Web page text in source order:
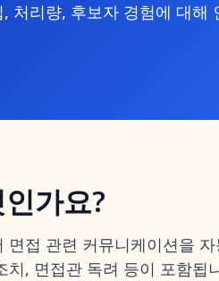
처리량, 후보자 경험에 대해
가요?
면접 관련 커뮤니케이션을
, 면접관 독려 등이 포함됩